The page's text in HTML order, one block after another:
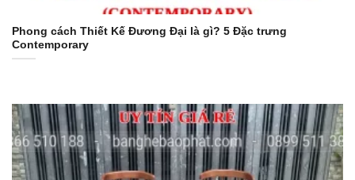
Phong cách Thiết Kế Đương Đại là gì? 5 Đặc trưng
Contemporary